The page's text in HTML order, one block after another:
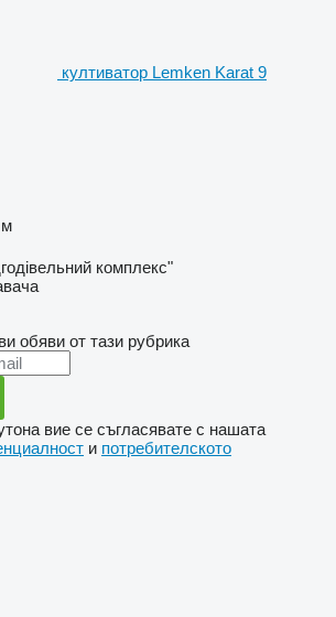
култиватор Lemken Karat 9
комплекс"
обяви от тази рубрика
вие се съгласявате с нашата
и потребителското